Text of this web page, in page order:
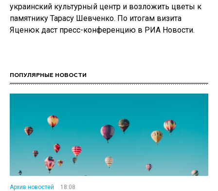
украинский культурный центр и возложить цветы к
памятнику Тарасу Шевченко. По итогам визита
Яценюк даст пресс-конференцию в РИА Новости.
ПОПУЛЯРНЫЕ НОВОСТИ
Архив новостей
18:08